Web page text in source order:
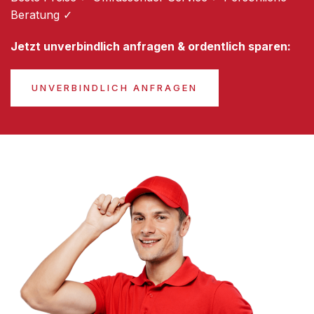
Beratung ✓
Jetzt unverbindlich anfragen & ordentlich sparen:
UNVERBINDLICH ANFRAGEN